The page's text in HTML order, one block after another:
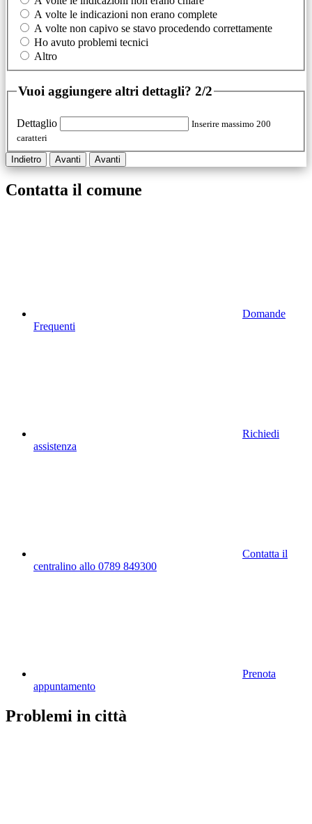
A volte le indicazioni non erano complete
A volte non capivo se stavo procedendo correttamente
Ho avuto problemi tecnici
Altro
Vuoi aggiungere altri dettagli? 2/2
Dettaglio
Inserire massimo 200
caratteri
Indietro Avanti Avanti
Contatta il comune
Domande
Frequenti
Richiedi
assistenza
Contatta il
centralino allo 0789 849300
Prenota
appuntamento
Problemi in città